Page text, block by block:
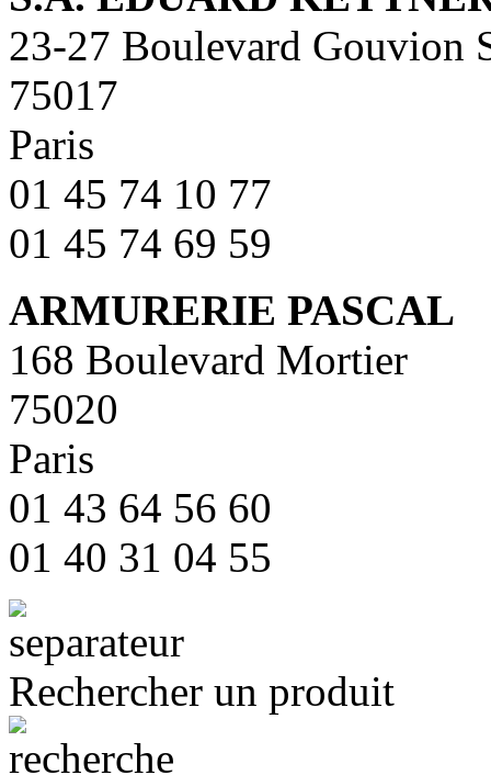
23-27 Boulevard Gouvion
75017
Paris
01 45 74 10 77
01 45 74 69 59
ARMURERIE PASCAL
168 Boulevard Mortier
75020
Paris
01 43 64 56 60
01 40 31 04 55
Rechercher un produit